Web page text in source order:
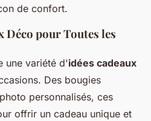
de confort.
Déco pour Toutes les
une variété d'idées cadeaux
Des bougies
personnalisés, ces
offrir un cadeau unique et